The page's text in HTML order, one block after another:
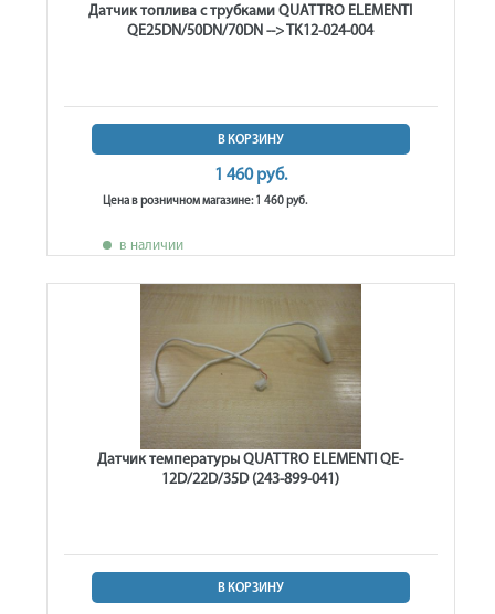
Датчик топлива с трубками QUATTRO ELEMENTI
QE25DN/50DN/70DN --> TK12-024-004
В КОРЗИНУ
1 460 руб.
Цена в розничном магазине: 1 460 руб.
в наличии
Датчик температуры QUATTRO ELEMENTI QE-
12D/22D/35D (243-899-041)
В КОРЗИНУ